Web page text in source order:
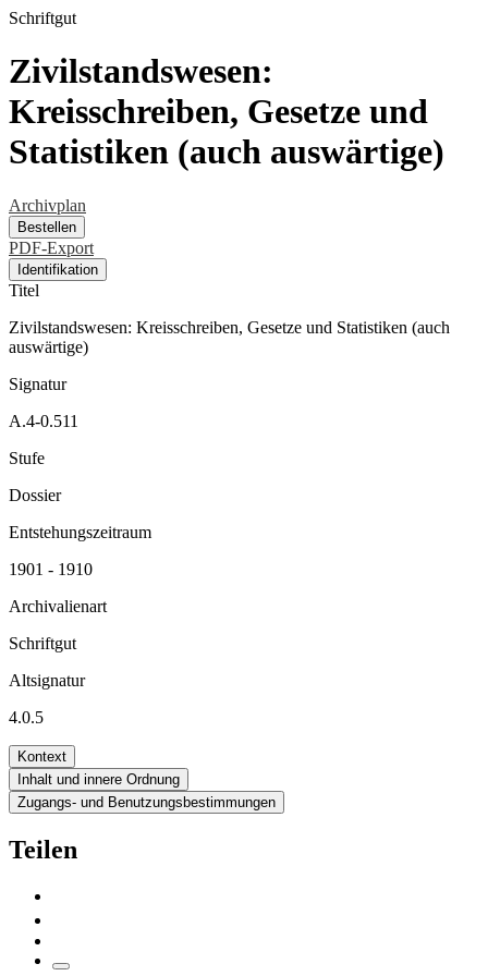
Schriftgut
Zivilstandswesen:
Kreisschreiben, Gesetze und
Statistiken (auch auswärtige)
Archivplan
Bestellen
PDF-Export
Identifikation
Titel
Zivilstandswesen: Kreisschreiben, Gesetze und Statistiken (auch
auswärtige)
Signatur
A.4-0.511
Stufe
Dossier
Entstehungszeitraum
1901 - 1910
Archivalienart
Schriftgut
Altsignatur
4.0.5
Kontext
Inhalt und innere Ordnung
Zugangs- und Benutzungsbestimmungen
Teilen